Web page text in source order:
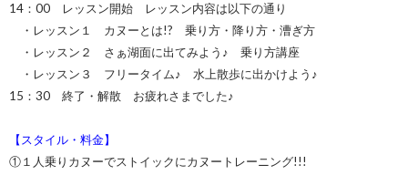
14：00 レッスン開始 レッスン内容は以下の通り
・レッスン１ カヌーとは!? 乗り方・降り方・漕ぎ方
・レッスン２ さぁ湖面に出てみよう♪ 乗り方講座
・レッスン３ フリータイム♪ 水上散歩に出かけよう♪
15：30 終了・解散 お疲れさまでした♪
【スタイル・料金】
①１人乗りカヌーでストイックにカヌートレーニング!!!